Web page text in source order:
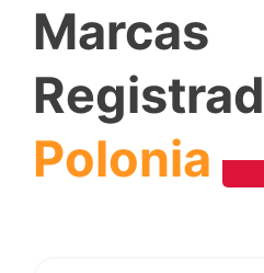
Marcas
Polonia